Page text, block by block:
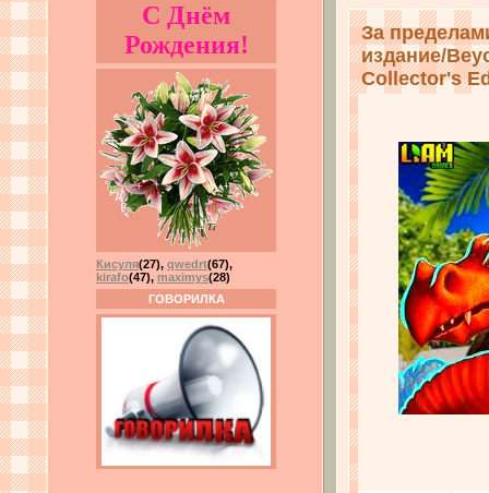
С Днём
Рождения!
Кисуля(27), qwedrt(67),
kirafo(47), maximys(28)
ГОВОРИЛКА
За
издание/
Collector's